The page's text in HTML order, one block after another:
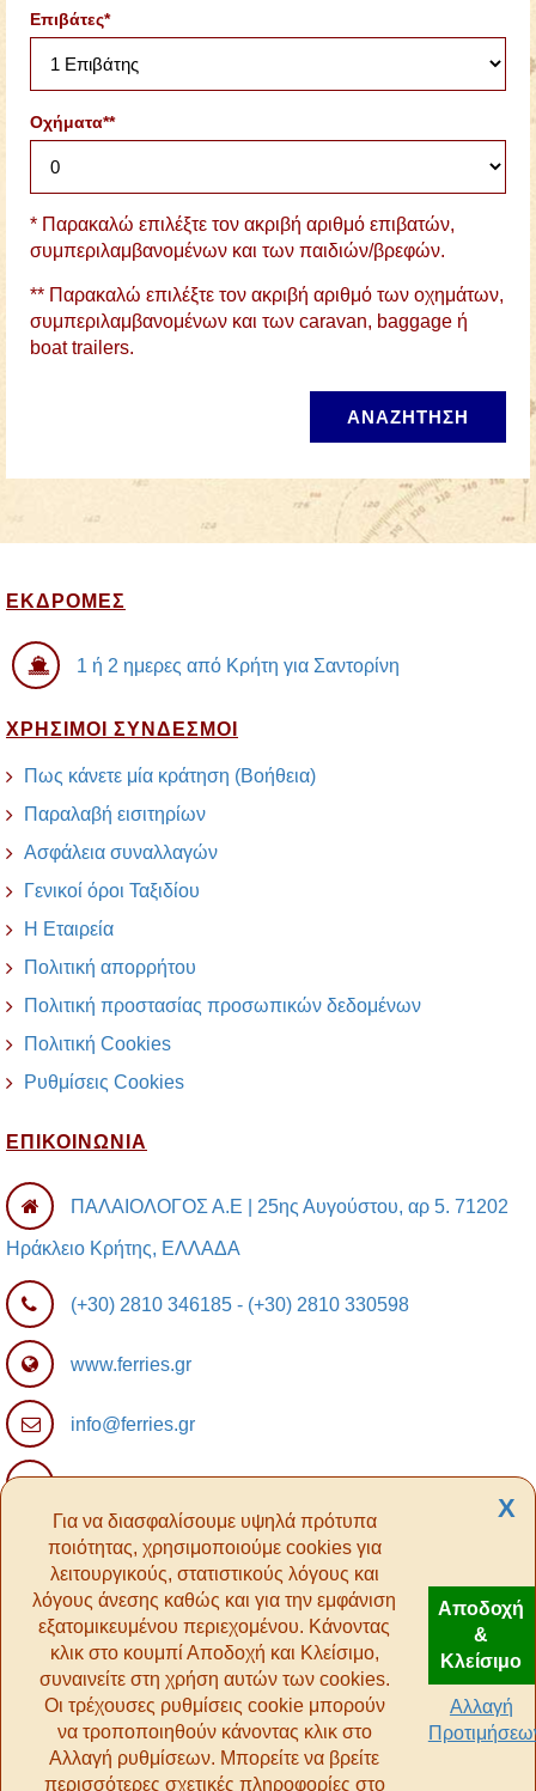
Για να διασφαλίσουμε υψηλά πρότυπα
ποιότητας, χρησιμοποιούμε cookies για
λειτουργικούς, στατιστικούς λόγους και
λόγους άνεσης καθώς και για την εμφάνιση
εξατομικευμένου περιεχομένου. Κάνοντας
κλικ στο κουμπί Αποδοχή και Κλείσιμο,
συναινείτε στη χρήση αυτών των cookies.
Οι τρέχουσες ρυθμίσεις cookie μπορούν
να τροποποιηθούν κάνοντας κλικ στο
Αλλαγή ρυθμίσεων. Μπορείτε να βρείτε
περισσότερες σχετικές πληροφορίες στο
Αποδοχή
&
Κλείσιμο
Αλλαγή
X
Επιβάτες*
Οχήματα**
* Παρακαλώ επιλέξτε τον ακριβή αριθμό επιβατών,
συμπεριλαμβανομένων και των παιδιών/βρεφών.
** Παρακαλώ επιλέξτε τον ακριβή αριθμό των οχημάτων,
συμπεριλαμβανομένων και των caravan, baggage ή
boat trailers.
ΑΝΑΖΗΤΗΣΗ
ΕΚΔΡΟΜΕΣ
1 ή 2 ημερες από Κρήτη για Σαντορίνη
ΧΡΗΣΙΜΟΙ ΣΥΝΔΕΣΜΟΙ
Πως κάνετε μία κράτηση (Βοήθεια)
Παραλαβή εισιτηρίων
Ασφάλεια συναλλαγών
Γενικοί όροι Ταξιδίου
Η Εταιρεία
Πολιτική απορρήτου
Πολιτική προστασίας προσωπικών δεδομένων
Πολιτική Cookies
Ρυθμίσεις Cookies
ΕΠΙΚΟΙΝΩΝΙΑ
ΠΑΛΑΙΟΛΟΓΟΣ Α.Ε | 25ης Αυγούστου, αρ 5. 71202
Ηράκλειο Κρήτης, ΕΛΛΑΔΑ
(+30) 2810 346185 - (+30) 2810 330598
www.ferries.gr
info@ferries.gr
Ferry Affiliate Program